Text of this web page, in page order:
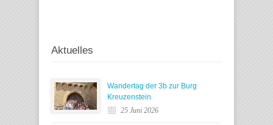
Aktuelles
Wandertag der 3b zur Burg
Kreuzenstein
25 Juni 2026